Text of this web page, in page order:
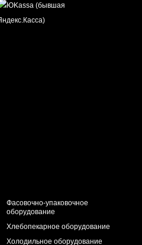
Фасовочно-упаковочное
оборудование
Хлебопекарное оборудование
Холодильное оборудование